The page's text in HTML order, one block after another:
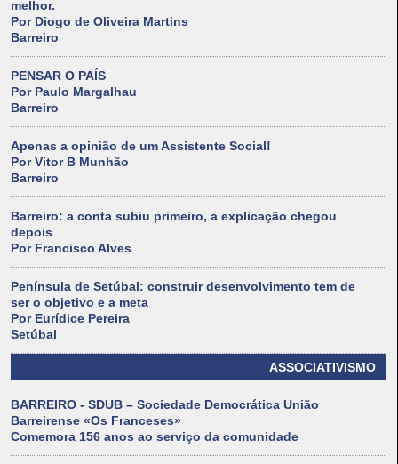
melhor.
Por Diogo de Oliveira Martins
Barreiro
PENSAR O PAÍS
Por Paulo Margalhau
Barreiro
Apenas a opinião de um Assistente Social!
Por Vitor B Munhão
Barreiro
Barreiro: a conta subiu primeiro, a explicação chegou
depois
Por Francisco Alves
Península de Setúbal: construir desenvolvimento tem de
ser o objetivo e a meta
Por Eurídice Pereira
Setúbal
ASSOCIATIVISMO
BARREIRO - SDUB – Sociedade Democrática União
Barreirense «Os Franceses»
Comemora 156 anos ao serviço da comunidade